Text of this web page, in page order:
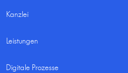
Kanzlei
Leistungen
Digitale Prozesse